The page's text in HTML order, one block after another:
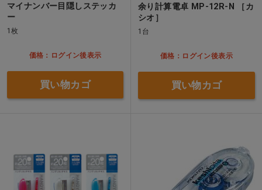
マイナンバー目隠しステッカ
ー
1枚
価格：ログイン後表示
買い物カゴ
余り計算電卓 MP-12R-N ［カ
シオ］
1台
価格：ログイン後表示
買い物カゴ